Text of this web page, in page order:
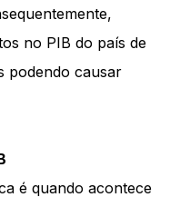
no PIB do país de
podendo causar
é quando acontece